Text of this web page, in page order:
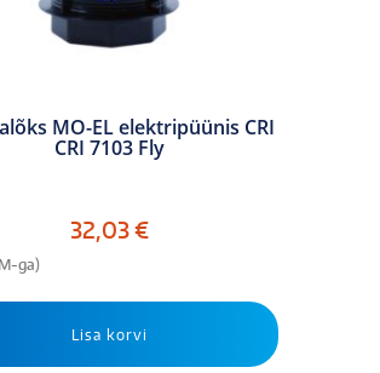
MO-EL elektripüünis CRI
CRI 7103 Fly
32,03€
ga)
Lisa korvi